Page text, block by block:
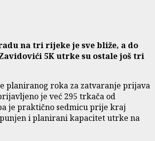
na tri rijeke je sve bliže, a do
5K utrke su ostale još tri
planiranog roka za zatvaranje prijava
je već 295 trkača od
je praktično sedmicu prije kraj
i planirani kapacitet utrke na